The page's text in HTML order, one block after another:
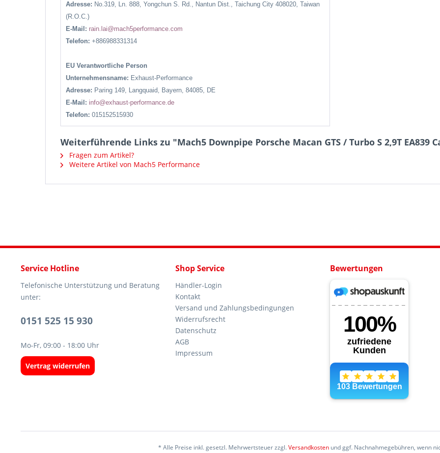
Adresse: No.319, Ln. 888, Yongchun S. Rd., Nantun Dist., Taichung City 408020, Taiwan
(R.O.C.)
E-Mail: rain.lai@mach5performance.com
Telefon: +886988331314
EU Verantwortliche Person
Unternehmensname: Exhaust-Performance
Adresse: Paring 149, Langquaid, Bayern, 84085, DE
E-Mail: info@exhaust-performance.de
Telefon: 015152515930
Weiterführende Links zu "Mach5 Downpipe Porsche Macan GTS / Turbo S 2,9T EA839
Fragen zum Artikel?
Weitere Artikel von Mach5 Performance
Service Hotline
Telefonische Unterstützung und Beratung
unter:
0151 525 15 930
Mo-Fr, 09:00 - 18:00 Uhr
Vertrag widerrufen
Shop Service
Händler-Login
Kontakt
Versand und Zahlungsbedingungen
Widerrufsrecht
Datenschutz
AGB
Impressum
Bewertungen
* Alle Preise inkl. gesetzl. Mehrwertsteuer zzgl.Versandkostenund ggf. Nachnahmegebühren, wenn